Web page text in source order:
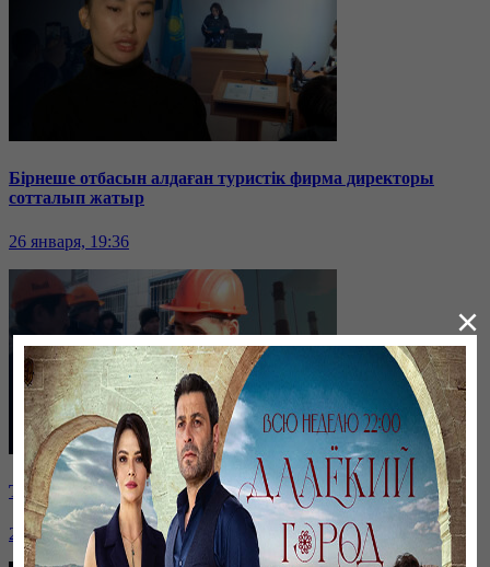
Бірнеше отбасын алдаған туристік фирма директоры
сотталып жатыр
26 января, 19:36
Таразда ТЭЦ қызметкерлері жалақы көтеруді талап етті
26 января, 19:36
×